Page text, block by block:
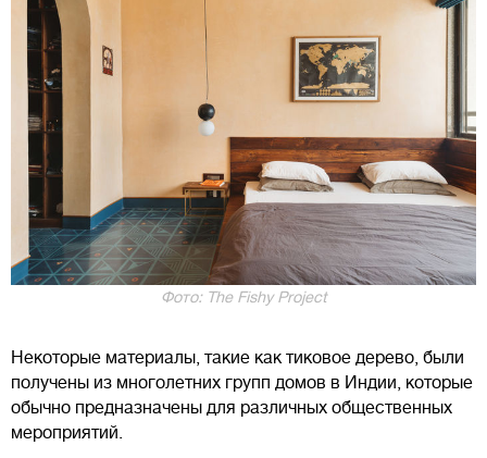
Фото: The Fishy Project
Некоторые материалы, такие как тиковое дерево, были
получены из многолетних групп домов в Индии, которые
обычно предназначены для различных общественных
мероприятий.